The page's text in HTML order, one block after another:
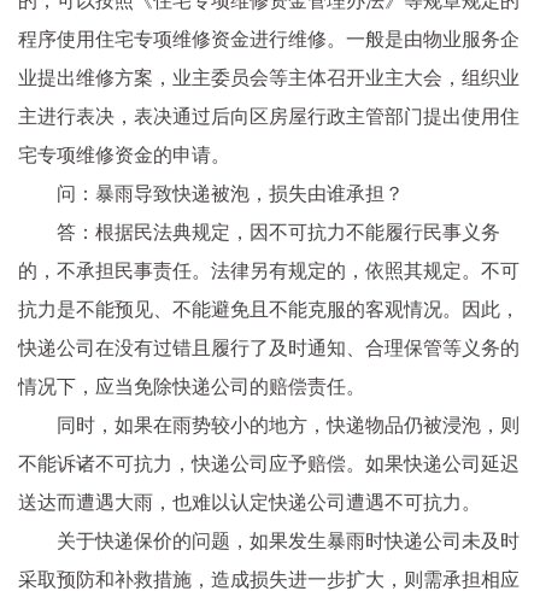
程序使用住宅专项维修资金进行维修。一般是由物业服务企
业提出维修方案，业主委员会等主体召开业主大会，组织业
主进行表决，表决通过后向区房屋行政主管部门提出使用住
宅专项维修资金的申请。
问：暴雨导致快递被泡，损失由谁承担？
答：根据民法典规定，因不可抗力不能履行民事义务
的，不承担民事责任。法律另有规定的，依照其规定。不可
抗力是不能预见、不能避免且不能克服的客观情况。因此，
快递公司在没有过错且履行了及时通知、合理保管等义务的
情况下，应当免除快递公司的赔偿责任。
同时，如果在雨势较小的地方，快递物品仍被浸泡，则
不能诉诸不可抗力，快递公司应予赔偿。如果快递公司延迟
送达而遭遇大雨，也难以认定快递公司遭遇不可抗力。
关于快递保价的问题，如果发生暴雨时快递公司未及时
采取预防和补救措施，造成损失进一步扩大，则需承担相应